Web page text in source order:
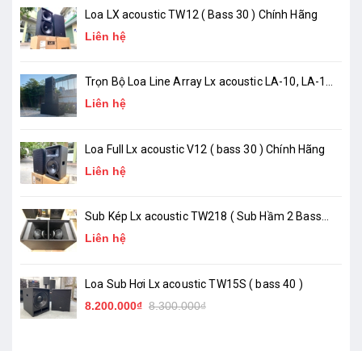
Loa LX acoustic TW12 ( Bass 30 ) Chính Hãng
Liên hệ
Trọn Bộ Loa Line Array Lx acoustic LA-10, LA-18
( chính hãng )
Liên hệ
Loa Full Lx acoustic V12 ( bass 30 ) Chính Hãng
Liên hệ
Sub Kép Lx acoustic TW218 ( Sub Hầm 2 Bass
50 )_ Chính Hãng
Liên hệ
Loa Sub Hơi Lx acoustic TW15S ( bass 40 )
8.200.000₫ 8.300.000₫